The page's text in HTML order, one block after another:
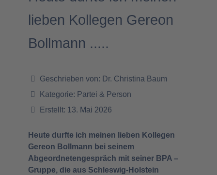
lieben Kollegen Gereon
Bollmann .....
Geschrieben von: Dr. Christina Baum
Kategorie: Partei & Person
Erstellt: 13. Mai 2026
Heute durfte ich meinen lieben Kollegen
Gereon Bollmann bei seinem
Abgeordnetengespräch mit seiner BPA –
Gruppe, die aus Schleswig-Holstein